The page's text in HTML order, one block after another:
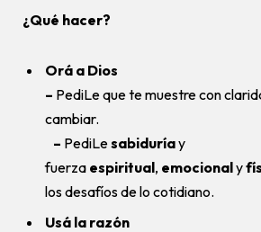
¿Qué hacer?
Orá a Dios
– PediLe que te muestre con
cambiar.
– PediLesabiduríay
fuerza espiritual, emocionaly
los desafíos de lo cotidiano.
Usá la razón